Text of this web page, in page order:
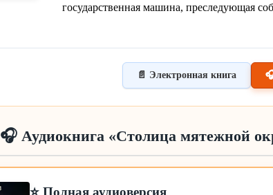
государственная машина, преследующая
📄 Электронная книга
🎧 Аудиокнига «Столица мятежной
⭐ Полная аудиоверсия